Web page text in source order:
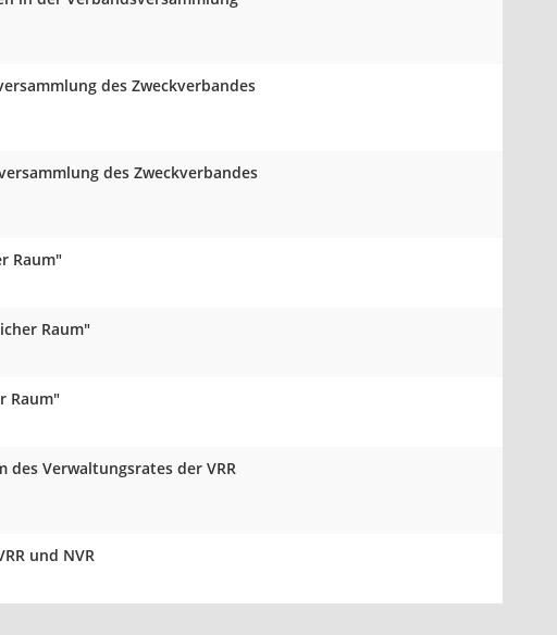
des Zweckverbandes
des Zweckverbandes
Raum"
Raum"
Raum"
Verwaltungsrates der VRR
und NVR